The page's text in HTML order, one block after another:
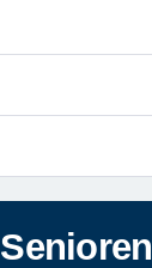
Senioren